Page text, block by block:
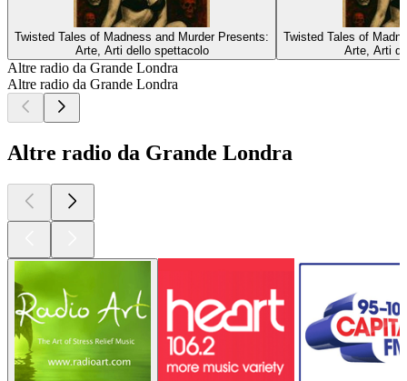
Twisted Tales of Madness and Murder Presents:
Arte, Arti dello spettacolo
Twisted Tales of
Arte, Arti
Altre radio da Grande Londra
Altre radio da Grande Londra
Altre radio da Grande Londra